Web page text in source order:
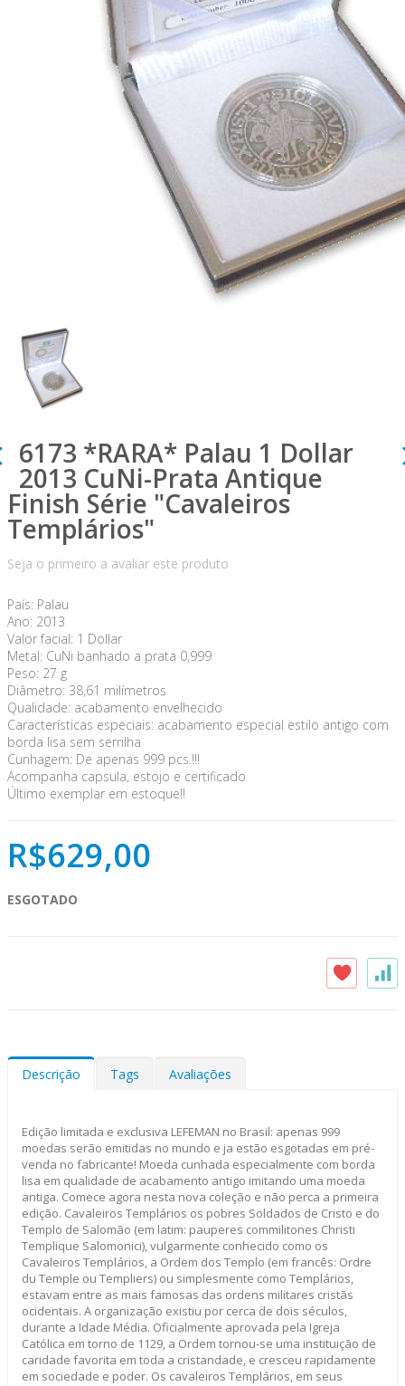
6173 *RARA* Palau 1 Dollar
2013 CuNi-Prata Antique
Finish Série "Cavaleiros
Templários"
Seja o primeiro a avaliar este produto
País: Palau
Ano: 2013
Valor facial: 1 Dollar
Metal: CuNi banhado a prata 0,999
Peso: 27 g
Diâmetro: 38,61 milímetros
Qualidade: acabamento envelhecido
Características especiais: acabamento especial estilo antigo com
borda lisa sem serrilha
Cunhagem: De apenas 999 pcs.!!!
Acompanha capsula, estojo e certificado
Último exemplar em estoque!!
R$629,00
ESGOTADO
Descrição Tags Avaliações
Edição limitada e exclusiva LEFEMAN no Brasil: apenas 999
moedas serão emitidas no mundo e ja estão esgotadas em pré-
venda no fabricante! Moeda cunhada especialmente com borda
lisa em qualidade de acabamento antigo imitando uma moeda
antiga. Comece agora nesta nova coleção e não perca a primeira
edição. Cavaleiros Templários os pobres Soldados de Cristo e do
Templo de Salomão (em latim: pauperes commilitones Christi
Templique Salomonici), vulgarmente conhecido como os
Cavaleiros Templários, a Ordem dos Templo (em francês: Ordre
du Temple ou Templiers) ou simplesmente como Templários,
estavam entre as mais famosas das ordens militares cristãs
ocidentais. A organização existiu por cerca de dois séculos,
durante a Idade Média. Oficialmente aprovada pela Igreja
Católica em torno de 1129, a Ordem tornou-se uma instituição de
caridade favorita em toda a cristandade, e cresceu rapidamente
em sociedade e poder. Os cavaleiros Templários, em seus